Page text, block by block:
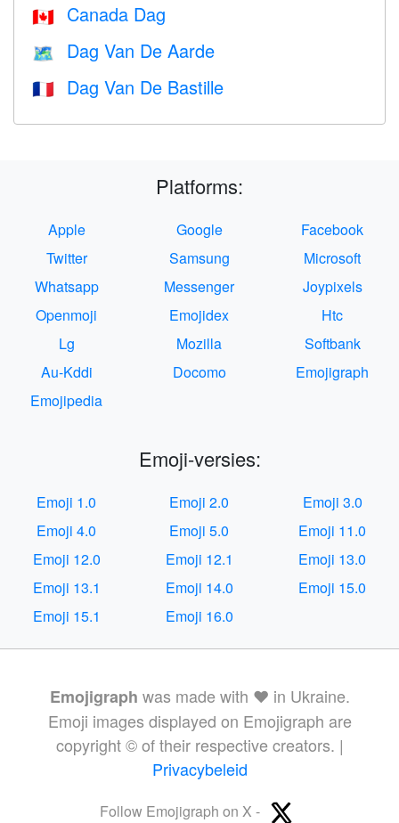
🇨🇦 Canada Dag
🗺️ Dag Van De Aarde
🇫🇷 Dag Van De Bastille
Platforms:
Apple Google
Facebook
Twitter
Samsung
Microsoft
Whatsapp
Messenger
Joypixels
Openmoji
Emojidex
Htc
Lg
Mozilla
Softbank
Au-Kddi
Docomo
Emojigraph
Emojipedia
Emoji-versies:
Emoji 1.0 Emoji 2.0
Emoji 3.0
Emoji 4.0
Emoji 5.0
Emoji 11.0
Emoji 12.0
Emoji 12.1
Emoji 13.0
Emoji 13.1
Emoji 14.0
Emoji 15.0
Emoji 15.1
Emoji 16.0
Emojigraph was made with ❤️ in Ukraine.
Emoji images displayed on Emojigraph are
copyright © of their respective creators. |
Privacybeleid
Follow Emojigraph on X -